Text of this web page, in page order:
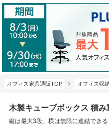
オフィス家具通販TOP オフィス収
木製キューブボックス 積み
縦は最大3段、横は無限に連結でき